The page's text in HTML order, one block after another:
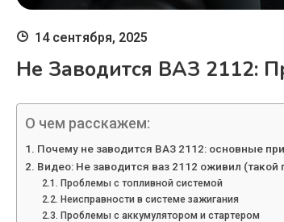
14 сентября, 2025
Не Заводится ВАЗ 2112:
О чем расскажем:
Почему не заводится ВАЗ 2112: основные
Видео: Не заводится ваз 2112 оживил
Проблемы с топливной системой
Неисправности в системе зажигания
Проблемы с аккумулятором и стартером